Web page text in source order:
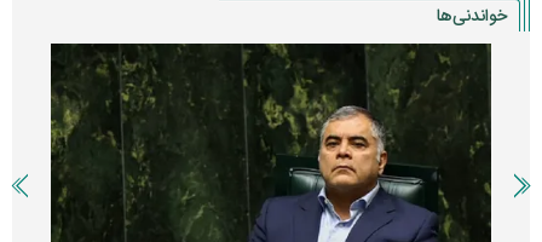
خواندنی‌ها